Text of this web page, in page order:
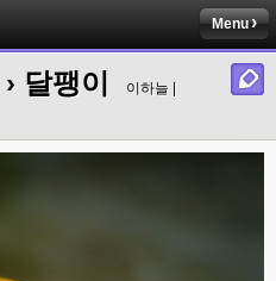
Menu
› 달팽이
이하늘 |